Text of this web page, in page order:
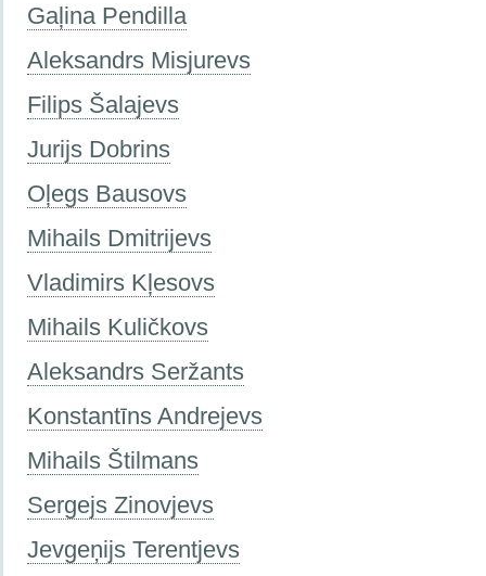
Gaļina Pendilla
Aleksandrs Misjurevs
Filips Šalajevs
Jurijs Dobrins
Oļegs Bausovs
Mihails Dmitrijevs
Vladimirs Kļesovs
Mihails Kuličkovs
Aleksandrs Seržants
Konstantīns Andrejevs
Mihails Štilmans
Sergejs Zinovjevs
Jevgeņijs Terentjevs